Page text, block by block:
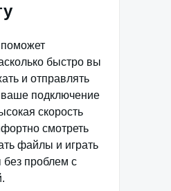
поможет
быстро вы
и отправлять
подключение
скорость
смотреть
файлы и играть
без проблем с